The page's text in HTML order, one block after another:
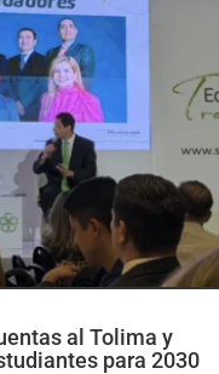
al Tolima y
para 2030